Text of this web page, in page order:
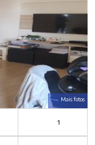
Mais fotos
1